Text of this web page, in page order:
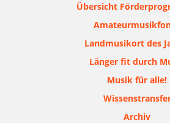
Übersicht
Landmusikort des
Länger fit durch
Musik für alle!
Archiv